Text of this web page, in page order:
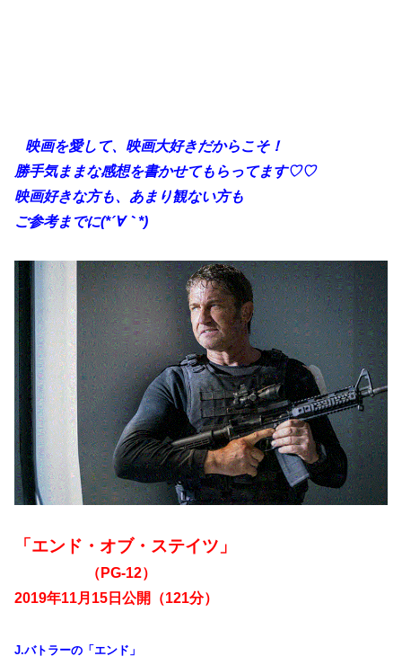
映画を愛して、映画大好きだからこそ！
勝手気ままな感想を書かせてもらってます♡♡
映画好きな方も、あまり観ない方も
ご参考までに(*´∀｀*)
「エンド・オブ・ステイツ」
（PG-12）
2019年11月15日公開（121分）
J.バトラーの「エンド」